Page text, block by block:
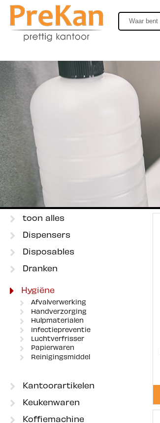
toon alles
Dispensers
Disposables
Dranken
Hygiëne
Afvalverwerking
Handverzorging
Hulpmaterialen
Infectiepreventie
Luchtverfrisser
Papierwaren
Reinigingsmiddel
Kantoorartikelen
Keukenwaren
Koffiemachine